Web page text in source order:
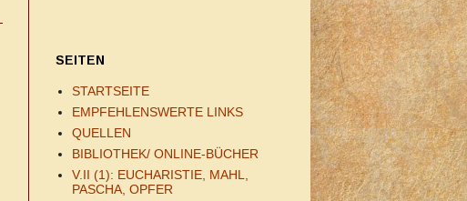
SEITEN
STARTSEITE
EMPFEHLENSWERTE LINKS
QUELLEN
BIBLIOTHEK/ ONLINE-BÜCHER
V.II (1): EUCHARISTIE, MAHL,
PASCHA, OPFER